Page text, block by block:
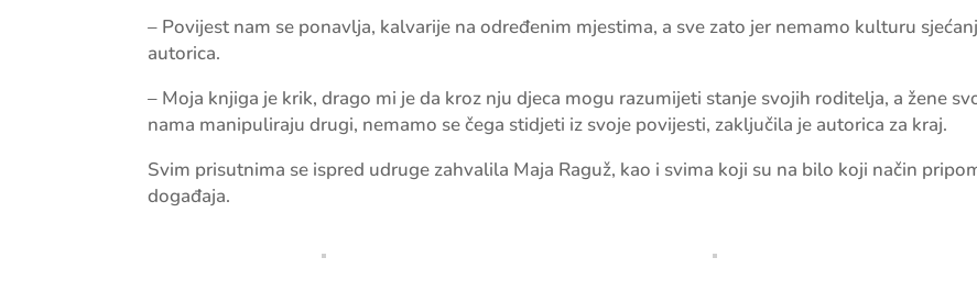
– Povijest nam se ponavlja, kalvarije na određenim mjestima, a sve zato jer nemamo kulturu
autorica.
– Moja knjiga je krik, drago mi je da kroz nju djeca mogu razumijeti stanje svojih roditelja, a žene
nama manipuliraju drugi, nemamo se čega stidjeti iz svoje povijesti, zaključila je autorica za kraj.
Svim prisutnima se ispred udruge zahvalila Maja Raguž, kao i svima koji su na bilo koji način
događaja.